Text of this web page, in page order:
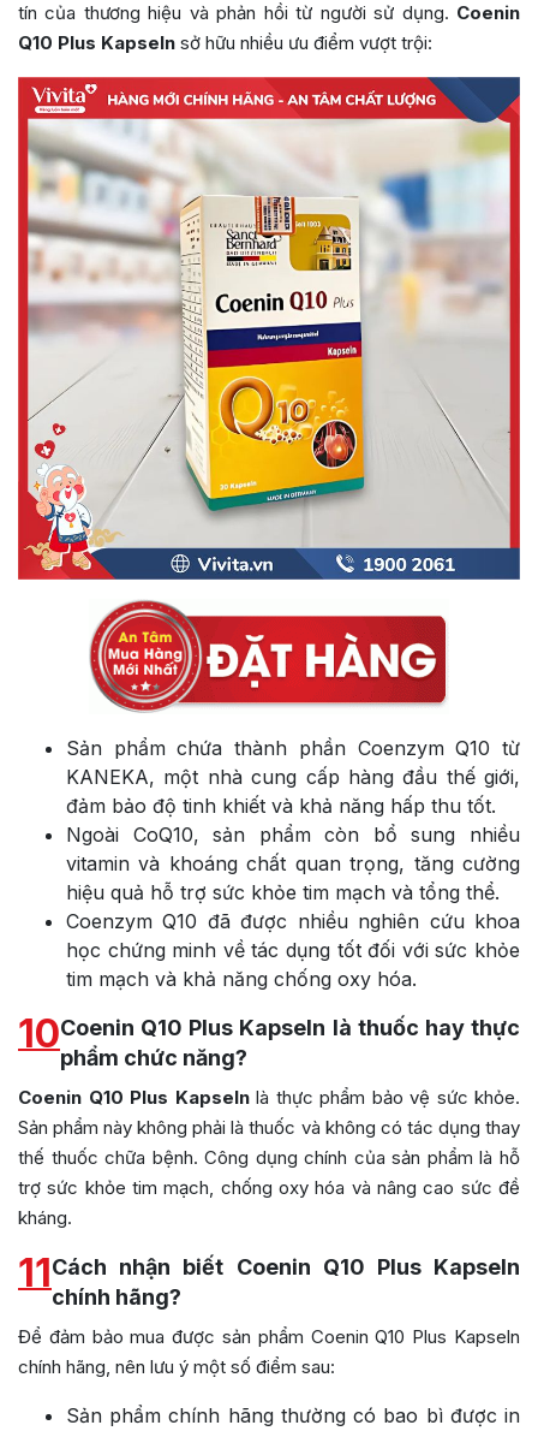
tín của thương hiệu và phản hồi từ người sử dụng. Coenin
Q10 Plus Kapseln sở hữu nhiều ưu điểm vượt trội:
Sản phẩm chứa thành phần Coenzym Q10 từ
KANEKA, một nhà cung cấp hàng đầu thế giới,
đảm bảo độ tinh khiết và khả năng hấp thu tốt.
Ngoài CoQ10, sản phẩm còn bổ sung nhiều
vitamin và khoáng chất quan trọng, tăng cường
hiệu quả hỗ trợ sức khỏe tim mạch và tổng thể.
Coenzym Q10 đã được nhiều nghiên cứu khoa
học chứng minh về tác dụng tốt đối với sức khỏe
tim mạch và khả năng chống oxy hóa.
10Coenin Q10 Plus Kapseln là thuốc hay thực
phẩm chức năng?
Coenin Q10 Plus Kapseln là thực phẩm bảo vệ sức khỏe.
Sản phẩm này không phải là thuốc và không có tác dụng thay
thế thuốc chữa bệnh. Công dụng chính của sản phẩm là hỗ
trợ sức khỏe tim mạch, chống oxy hóa và nâng cao sức đề
kháng.
11Cách nhận biết Coenin Q10 Plus Kapseln
chính hãng?
Để đảm bảo mua được sản phẩm Coenin Q10 Plus Kapseln
chính hãng, nên lưu ý một số điểm sau:
Sản phẩm chính hãng thường có bao bì được in